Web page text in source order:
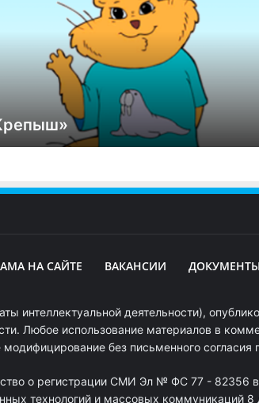
НА САЙТЕ ВАКАНСИИ ДОКУМЕНТЫ
интеллектуальной деятельности),
Любое использование материалов в
без письменного
о регистрации СМИ Эл № ФС 77 - 82356
технологий и массовых коммуникаций 8